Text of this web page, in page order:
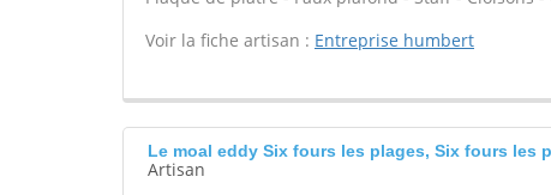
Voir la fiche artisan : Entreprise humbert
Le moal eddy Six fours les plages, Six fours les
Artisan